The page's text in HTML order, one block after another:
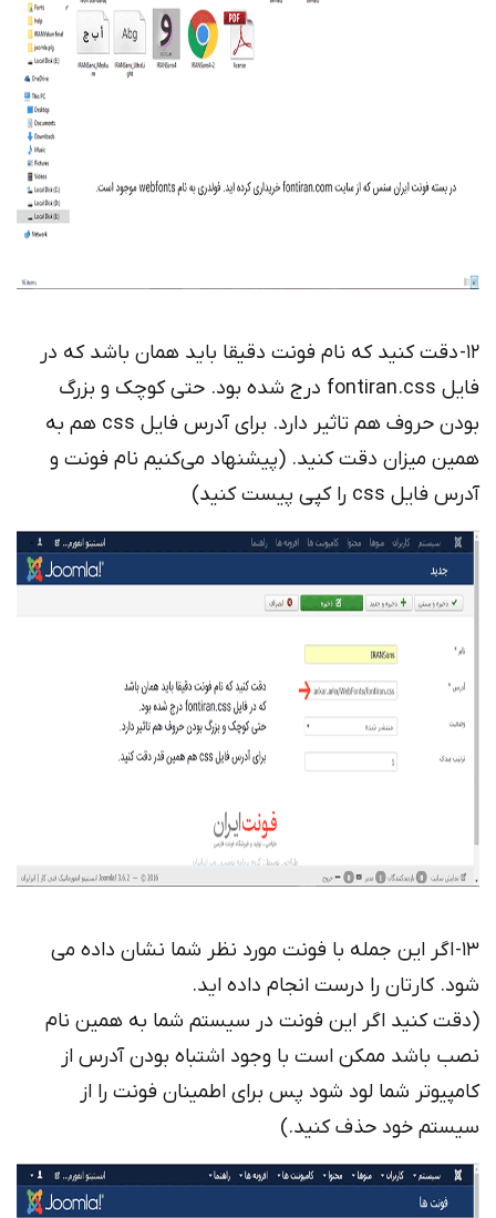
12- دقت کنید که نام فونت دقیقا باید همان باشد که در
فایل fontiran.css درج شده بود. حتی کوچک و بزرگ
بودن حروف هم تاثیر دارد. برای آدرس فایل css هم به
همین میزان دقت کنید. (پیشنهاد می‌کنیم نام فونت و
آدرس فایل css را کپی پیست کنید)
13- اگر این جمله با فونت مورد نظر شما نشان داده می
شود. کارتان را درست انجام داده اید.
(دقت کنید اگر این فونت در سیستم شما به همین نام
نصب باشد ممکن است با وجود اشتباه بودن آدرس از
کامپیوتر شما لود شود پس برای اطمینان فونت را از
سیستم خود حذف کنید.)